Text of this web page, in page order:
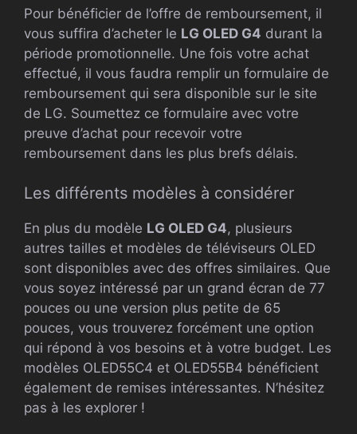
Pour bénéficier de l’offre de remboursement, il
vous suffira d’acheter le LG OLED G4 durant la
période promotionnelle. Une fois votre achat
effectué, il vous faudra remplir un formulaire de
remboursement qui sera disponible sur le site
de LG. Soumettez ce formulaire avec votre
preuve d’achat pour recevoir votre
remboursement dans les plus brefs délais.
Les différents modèles à considérer
En plus du modèle LG OLED G4, plusieurs
autres tailles et modèles de téléviseurs OLED
sont disponibles avec des offres similaires. Que
vous soyez intéressé par un grand écran de 77
pouces ou une version plus petite de 65
pouces, vous trouverez forcément une option
qui répond à vos besoins et à votre budget. Les
modèles OLED55C4 et OLED55B4 bénéficient
également de remises intéressantes. N’hésitez
pas à les explorer !